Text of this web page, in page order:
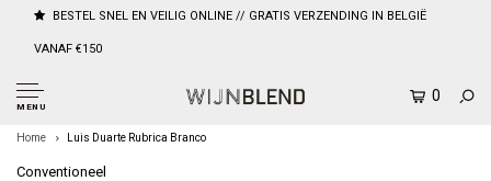
BESTEL SNEL EN VEILIG ONLINE // GRATIS VERZENDING IN BELGIË
VANAF €150
MENU
0
Home Luis Duarte Rubrica Branco
Conventioneel